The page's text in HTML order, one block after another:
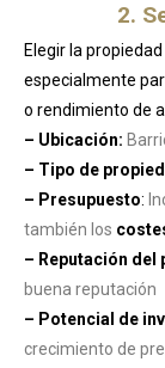
2.
Elegir la
especialmente
o rendimiento de
– Ubicación:
– Tipo de
– Presupuesto:
también los
– Reputación del
buena reputación
– Potencial de
crecimiento de